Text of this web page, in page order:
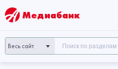
Медиабанк
Весь сайт